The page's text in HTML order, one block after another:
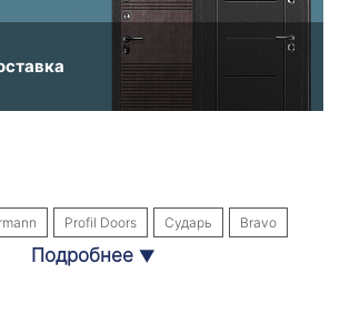
Profil Doors Сударь Bravo
Doors Интекрон
Подробнее ▼